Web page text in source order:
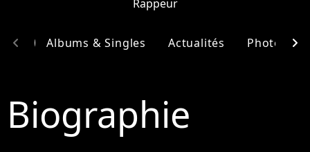
Rappeur
Albums & Singles Actualités Photos
chevron_left chevron_right
Biographie